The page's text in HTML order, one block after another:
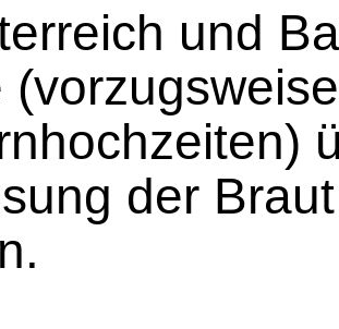
und
der